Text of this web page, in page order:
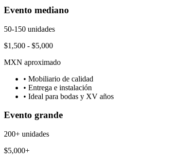
Evento mediano
50-150 unidades
$1,500 - $5,000
MXN aproximado
• Mobiliario de calidad
• Entrega e instalación
• Ideal para bodas y XV años
Evento grande
200+ unidades
$5,000+